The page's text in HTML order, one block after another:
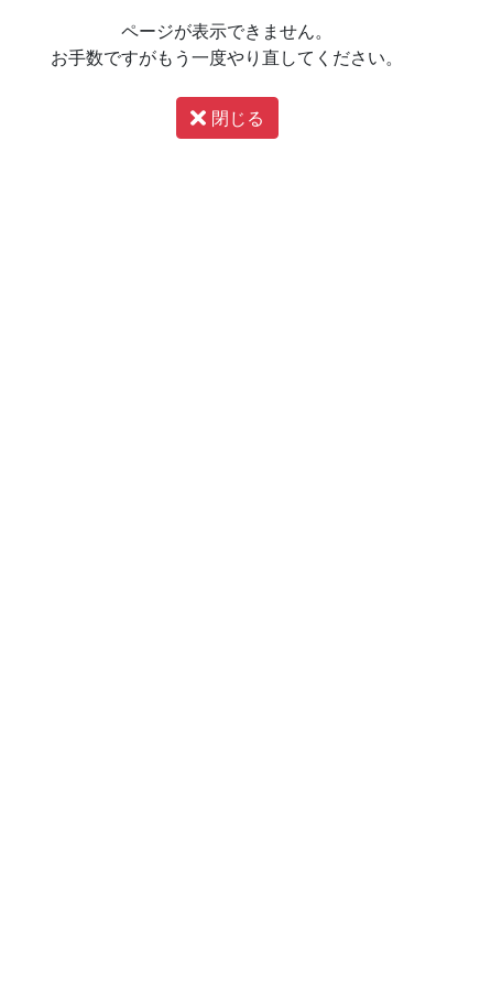
ページが表示できません。
お手数ですがもう一度やり直してください。
閉じる